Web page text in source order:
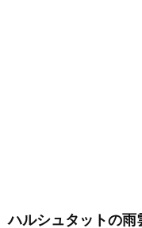
ハルシュタットの雨